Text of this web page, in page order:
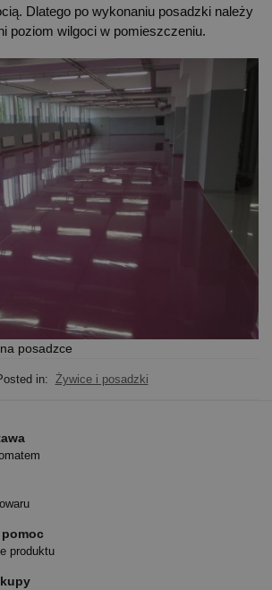
Dlatego po wykonaniu posadzki należy
poziom wilgoci w pomieszczeniu.
posadzce
in: Żywice i posadzki
produktu